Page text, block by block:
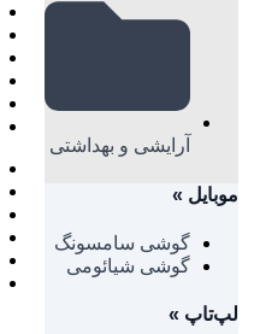
آرایشی و بهداشتی
موبایل »
گوشی سامسونگ
گوشی شیائومی
لپ‌تاپ »